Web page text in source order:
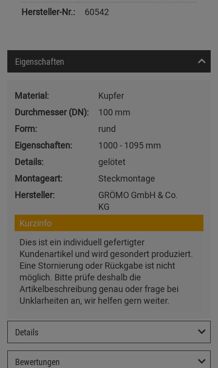
Hersteller-Nr.: 60542
Eigenschaften
Material:
Kupfer
Durchmesser (DN):
100 mm
Form:
rund
Eigenschaften:
1000 - 1095 mm
Details:
gelötet
Montageart:
Steckmontage
Hersteller:
GRÖMO GmbH & Co.
KG
Kurzinfo
Dies ist ein individuell gefertigter
Kundenartikel und wird gesondert produziert.
Eine Stornierung oder Rückgabe ist nicht
möglich. Bitte prüfe deshalb die
Artikelbeschreibung genau oder frage bei
Unklarheiten an, wir helfen gern weiter.
Details
Bewertungen